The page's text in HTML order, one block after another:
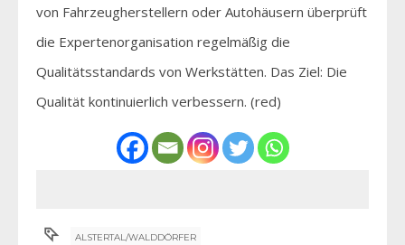
von Fahrzeugherstellern oder Autohäusern überprüft
die Expertenorganisation regelmäßig die
Qualitätsstandards von Werkstätten. Das Ziel: Die
Qualität kontinuierlich verbessern. (red)
ALSTERTAL/WALDDÖRFER